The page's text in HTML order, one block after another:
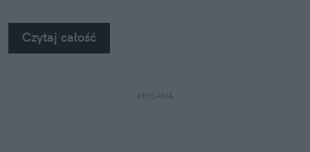
Czytaj całość
REKLAMA